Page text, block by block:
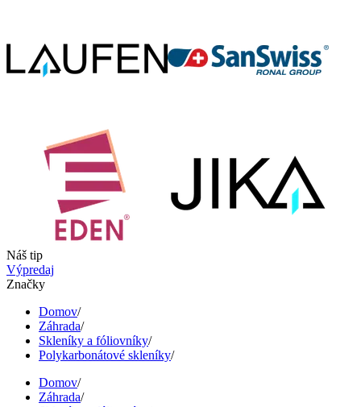
Náš tip
Výpredaj
Značky
Domov/
Záhrada/
Skleníky a fóliovníky/
Polykarbonátové skleníky/
Domov/
Záhrada/